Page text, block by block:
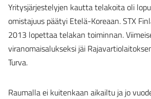
Yritysjärjestelyjen kautta telakoita oli
omistajuus päätyi Etelä-Koreaan. STX
2013 lopettaa telakan toiminnan.
viranomaisalukseksi jäi
Turva.
Raumalla ei kuitenkaan aikailtu ja jo